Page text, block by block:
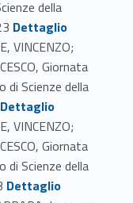
della
Link identifier #identifier_person_96688-32
Dettaglio
VINCENZO;
Giornata
di Scienze della
Link identifier #identifier_person_26823-33
Dettaglio
VINCENZO;
Giornata
di Scienze della
Link identifier #identifier_person_74547-34
Dettaglio